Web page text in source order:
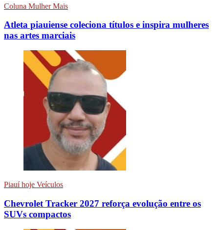
Coluna Mulher Mais
Atleta piauiense coleciona títulos e inspira mulheres
nas artes marciais
Piauí hoje Veículos
Chevrolet Tracker 2027 reforça evolução entre os
SUVs compactos